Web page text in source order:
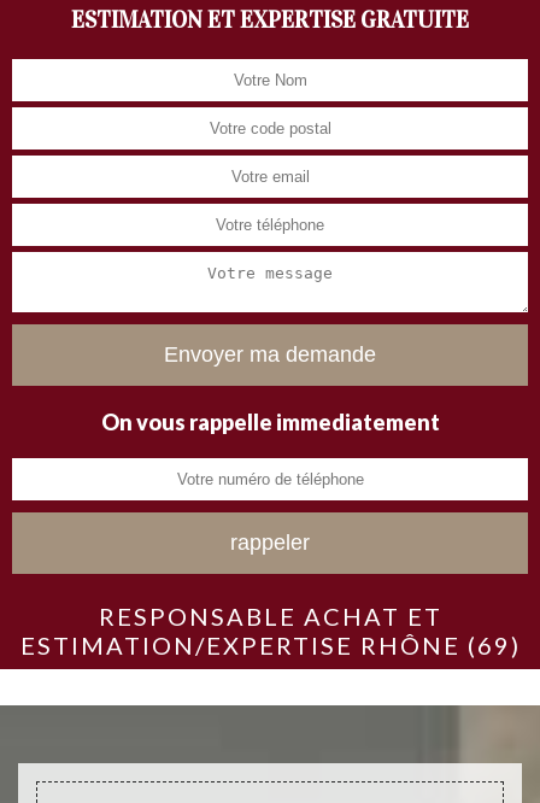
ESTIMATION ET EXPERTISE GRATUITE
On vous rappelle immediatement
RESPONSABLE ACHAT ET
ESTIMATION/EXPERTISE RHÔNE (69)